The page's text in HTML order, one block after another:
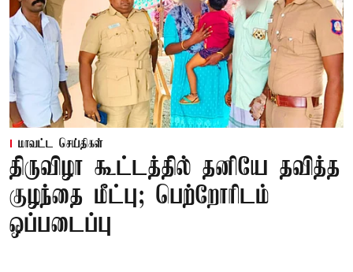
மாவட்ட செய்திகள்
திருவிழா கூட்டத்தில் தனியே தவித்த
குழந்தை மீட்பு; பெற்றோரிடம்
ஒப்படைப்பு